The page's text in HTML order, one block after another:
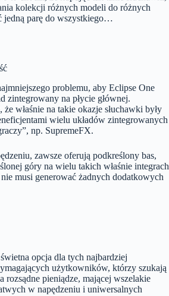
kolekcji różnych modeli do różnych
jedną parę do wszystkiego…
problemu, aby Eclipse One
zintegrowany na płycie głównej.
właśnie na takie okazje słuchawki były
wielu układów zintegrowanych
np. SupremeFX.
zawsze oferują podkreślony bas,
góry na wielu takich właśnie integrach
musi generować żadnych dodatkowych
opcja dla tych najbardziej
użytkowników, którzy szukają
pieniądze, mającej wszelakie
w napędzeniu i uniwersalnych